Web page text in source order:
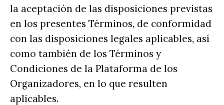
la aceptación de las disposiciones previstas
en los presentes Términos, de conformidad
con las disposiciones legales aplicables, así
como también de los Términos y
Condiciones de la Plataforma de los
Organizadores, en lo que resulten
aplicables.